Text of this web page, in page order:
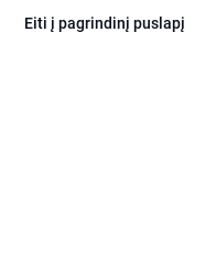
Eiti į pagrindinį puslapį